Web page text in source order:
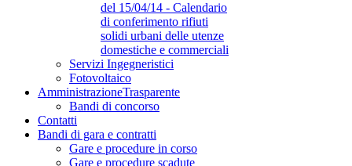
del 15/04/14 - Calendario
di conferimento rifiuti
solidi urbani delle utenze
domestiche e commerciali
Servizi Ingegneristici
Fotovoltaico
AmministrazioneTrasparente
Bandi di concorso
Contatti
Bandi di gara e contratti
Gare e procedure in corso
Gare e procedure scadute